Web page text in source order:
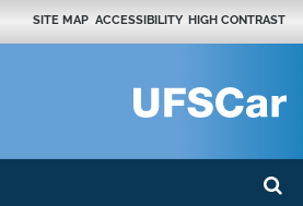
SITE MAP ACCESSIBILITY HIGH CONTRAST